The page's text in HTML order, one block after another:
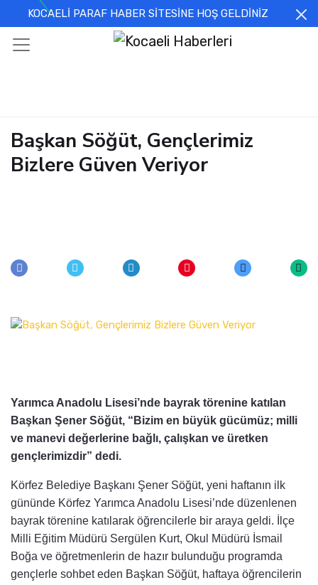
KOCAELİ PARAF HABER SİTESİNE HOŞ GELDİNİZ
Başkan Söğüt, Gençlerimiz
Bizlere Güven Veriyor
Yarımca Anadolu Lisesi’nde bayrak törenine katılan
Başkan Şener Söğüt, “Bizim en büyük gücümüz; milli
ve manevi değerlerine bağlı, çalışkan ve üretken
gençlerimizdir” dedi.
Körfez Belediye Başkanı Şener Söğüt, yeni haftanın ilk
gününde Körfez Yarımca Anadolu Lisesi’nde düzenlenen
bayrak törenine katılarak öğrencilerle bir araya geldi. İlçe
Milli Eğitim Müdürü Sergülen Kurt, Okul Müdürü İsmail
Boğa ve öğretmenlerin de hazır bulunduğu programda
gençlerle sohbet eden Başkan Söğüt, haftaya öğrencilerin